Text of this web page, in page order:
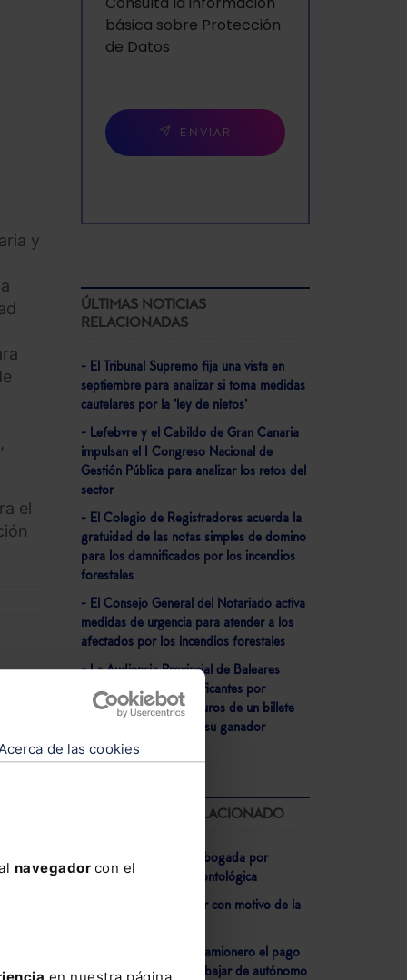
de las cookies
navegador con el
y
el
básica sobre Protección
de Datos
ENVIAR
ÚLTIMAS NOTICIAS
RELACIONADAS
- El Tribunal Supremo fija una vista en
septiembre para analizar si toma medidas
cautelares por la 'ley de nietos'
- Lefebvre y el Cabildo de Gran Canaria
impulsan el I Congreso Nacional de
Gestión Pública para analizar los retos del
sector
- El Colegio de Registradores acuerda la
gratuidad de las notas simples de domino
para los damnificados por los incendios
forestales
- El Consejo General del Notariado activa
medidas de urgencia para atender a los
afectados por los incendios forestales
- La Audiencia Provincial de Baleares
juzgará a dos narcotraficantes por
blanquear 250.000 euros de un billete
de lotería comprado a su ganador
LO MÁS LEÍDO RELACIONADO
- Sanción impuesta a abogada por
infringir una norma deontológica
- Medidas en el alquiler con motivo de la
- Negativa a dar a un camionero el pago
único del paro para trabajar de autónomo